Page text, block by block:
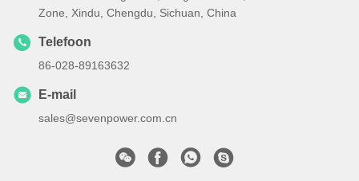
Zone, Xindu, Chengdu, Sichuan, China
Telefoon
86-028-89163632
E-mail
sales@sevenpower.com.cn